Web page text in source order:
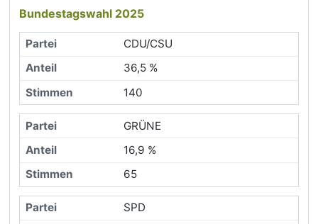
Bundestagswahl 2025
CDU/CSU
36,5 %
140
GRÜNE
16,9 %
65
SPD